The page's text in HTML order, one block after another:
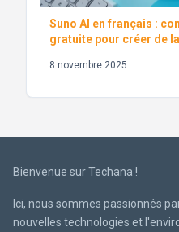
Suno AI en français :
gratuite pour créer de
8 novembre 2025
Bienvenue sur Techana !
Ici, nous sommes passionnés
nouvelles technologies et